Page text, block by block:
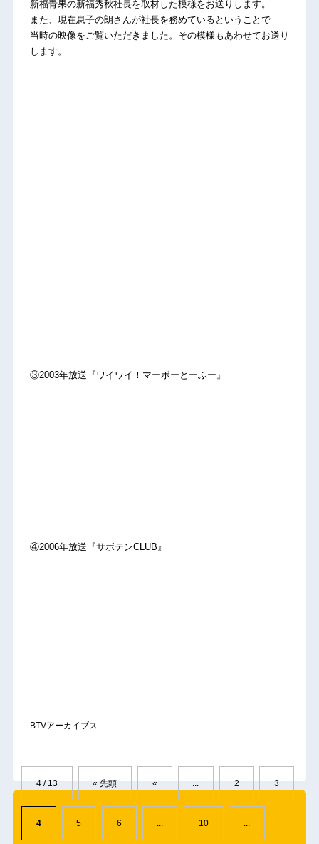
新福青果の新福秀秋社長を取材した模様をお送りします。
また、現在息子の朗さんが社長を務めているということで
当時の映像をご覧いただきました。その模様もあわせてお送り
します。
③2003年放送『ワイワイ！マーボーとーふー』
④2006年放送『サボテンCLUB』
BTVアーカイブス
4 / 13 « 先頭 « ... 2 3
4 5 6 ... 10 ...